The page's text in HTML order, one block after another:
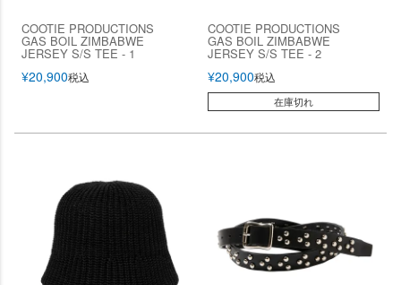
COOTIE PRODUCTIONS
GAS BOIL ZIMBABWE
JERSEY S/S TEE - 1
¥20,900税込
COOTIE PRODUCTIONS
GAS BOIL ZIMBABWE
JERSEY S/S TEE - 2
¥20,900税込
在庫切れ